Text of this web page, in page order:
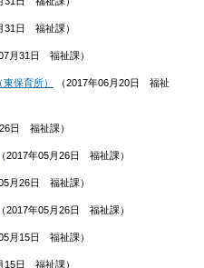
31日 福祉課）
月31日 福祉課）
保育所） （2017年06月20日
福祉
日 福祉課）
（2017年05月26日 福祉課）
月26日 福祉課）
（2017年05月26日 福祉課）
月15日 福祉課）
15日 福祉課）